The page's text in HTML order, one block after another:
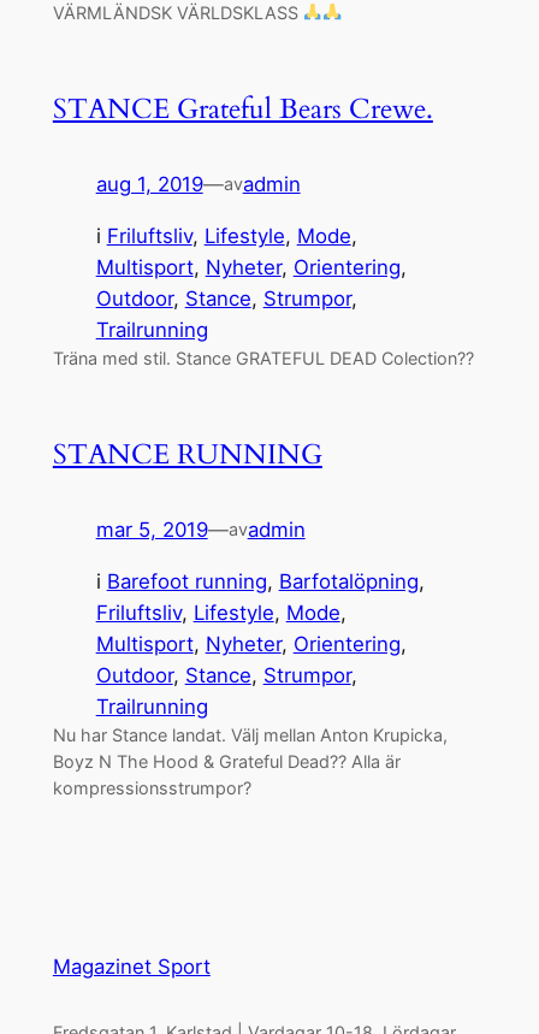
VÄRMLÄNDSK VÄRLDSKLASS
STANCE Grateful Bears Crewe.
aug 1, 2019—avadmin
i Friluftsliv, Lifestyle, Mode
Multisport, Nyheter, Orientering
Outdoor, Stance, Strumpor
Trailrunning
Träna med stil. Stance GRATEFUL DEAD Colection??
STANCE RUNNING
mar 5, 2019—avadmin
i Barefoot running, Barfotalöpning
Friluftsliv, Lifestyle, Mode
Multisport, Nyheter, Orientering
Outdoor, Stance, Strumpor
Trailrunning
Nu har Stance landat. Välj mellan Anton Krupicka,
Boyz N The Hood & Grateful Dead?? Alla är
kompressionsstrumpor?
Magazinet Sport